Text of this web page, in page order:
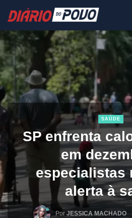
SAÚDE
SP enfrenta
em
especialistas
alerta à
Por JESSICA MACHADO